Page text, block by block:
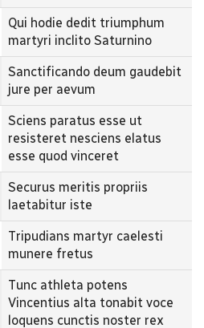
Qui hodie dedit triumphum
martyri inclito Saturnino
Sanctificando deum gaudebit
jure per aevum
Sciens paratus esse ut
resisteret nesciens elatus
esse quod vinceret
Securus meritis propriis
laetabitur iste
Tripudians martyr caelesti
munere fretus
Tunc athleta potens
Vincentius alta tonabit voce
loquens cunctis noster rex